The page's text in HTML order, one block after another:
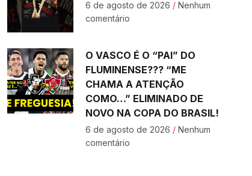
6 de agosto de 2026 Nenhum
comentário
O VASCO É O “PAI” DO
FLUMINENSE??? “ME
CHAMA A ATENÇÃO
COMO…” ELIMINADO DE
NOVO NA COPA DO BRASIL!
6 de agosto de 2026 Nenhum
comentário